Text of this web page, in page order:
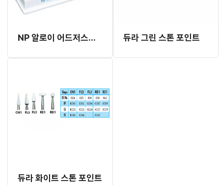
NP 알로이 어드저스트먼트 킷트 (HP용, PN311) 듀라 그린 스톤 포인트
듀라 화이트 스톤 포인트